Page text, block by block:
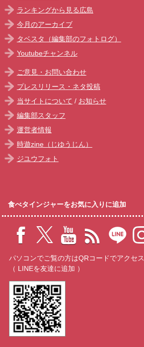
ランキングから見る広島
今月のアーカイブ
タベスタ（編集部のフォトログ）
Youtubeチャンネル
ご意見・お問い合わせ
プレスリリース・ネタ投稿
当サイトについて / お知らせ
編集部スタッフ
運営者情報
時遊zine（じゆうじん）
ジユウフォト
食べタインジャーをお気に入りに追加
パソコンでご覧の方はQRコードでアクセス
（ LINEを友達に追加 ）